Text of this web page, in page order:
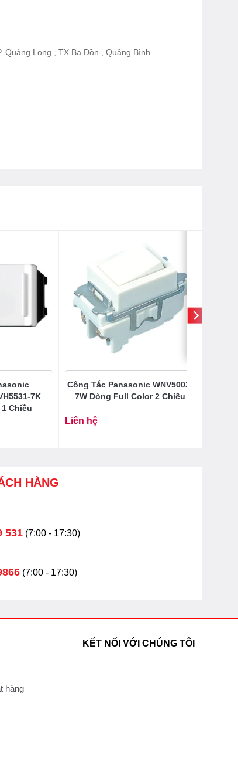
Quảng Long , TX Ba Đồn , Quảng Bình
7K
Chiều
Công Tắc Panasonic WNV5002-
7W Dòng Full Color 2 Chiều
Liên hệ
HÀNG
531 (7:00 - 17:30)
(7:00 - 17:30)
hàng
KẾT NỐI VỚI CHÚNG TÔI